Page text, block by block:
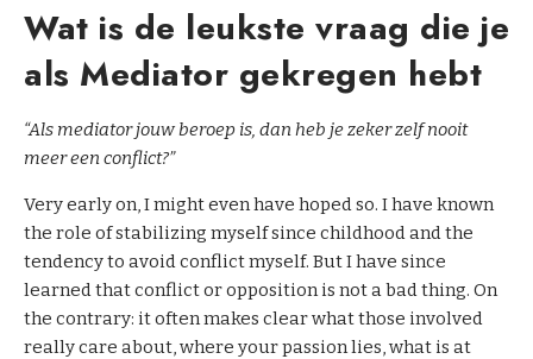
Wat is de leukste vraag die je
als Mediator gekregen hebt
“Als mediator jouw beroep is, dan heb je zeker zelf nooit
meer een conflict?”
Very early on, I might even have hoped so. I have known
the role of stabilizing myself since childhood and the
tendency to avoid conflict myself. But I have since
learned that conflict or opposition is not a bad thing. On
the contrary: it often makes clear what those involved
really care about, where your passion lies, what is at